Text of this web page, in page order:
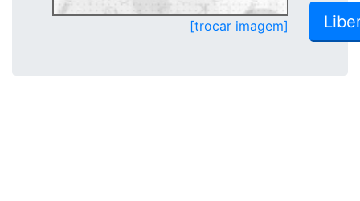
[trocar imagem]